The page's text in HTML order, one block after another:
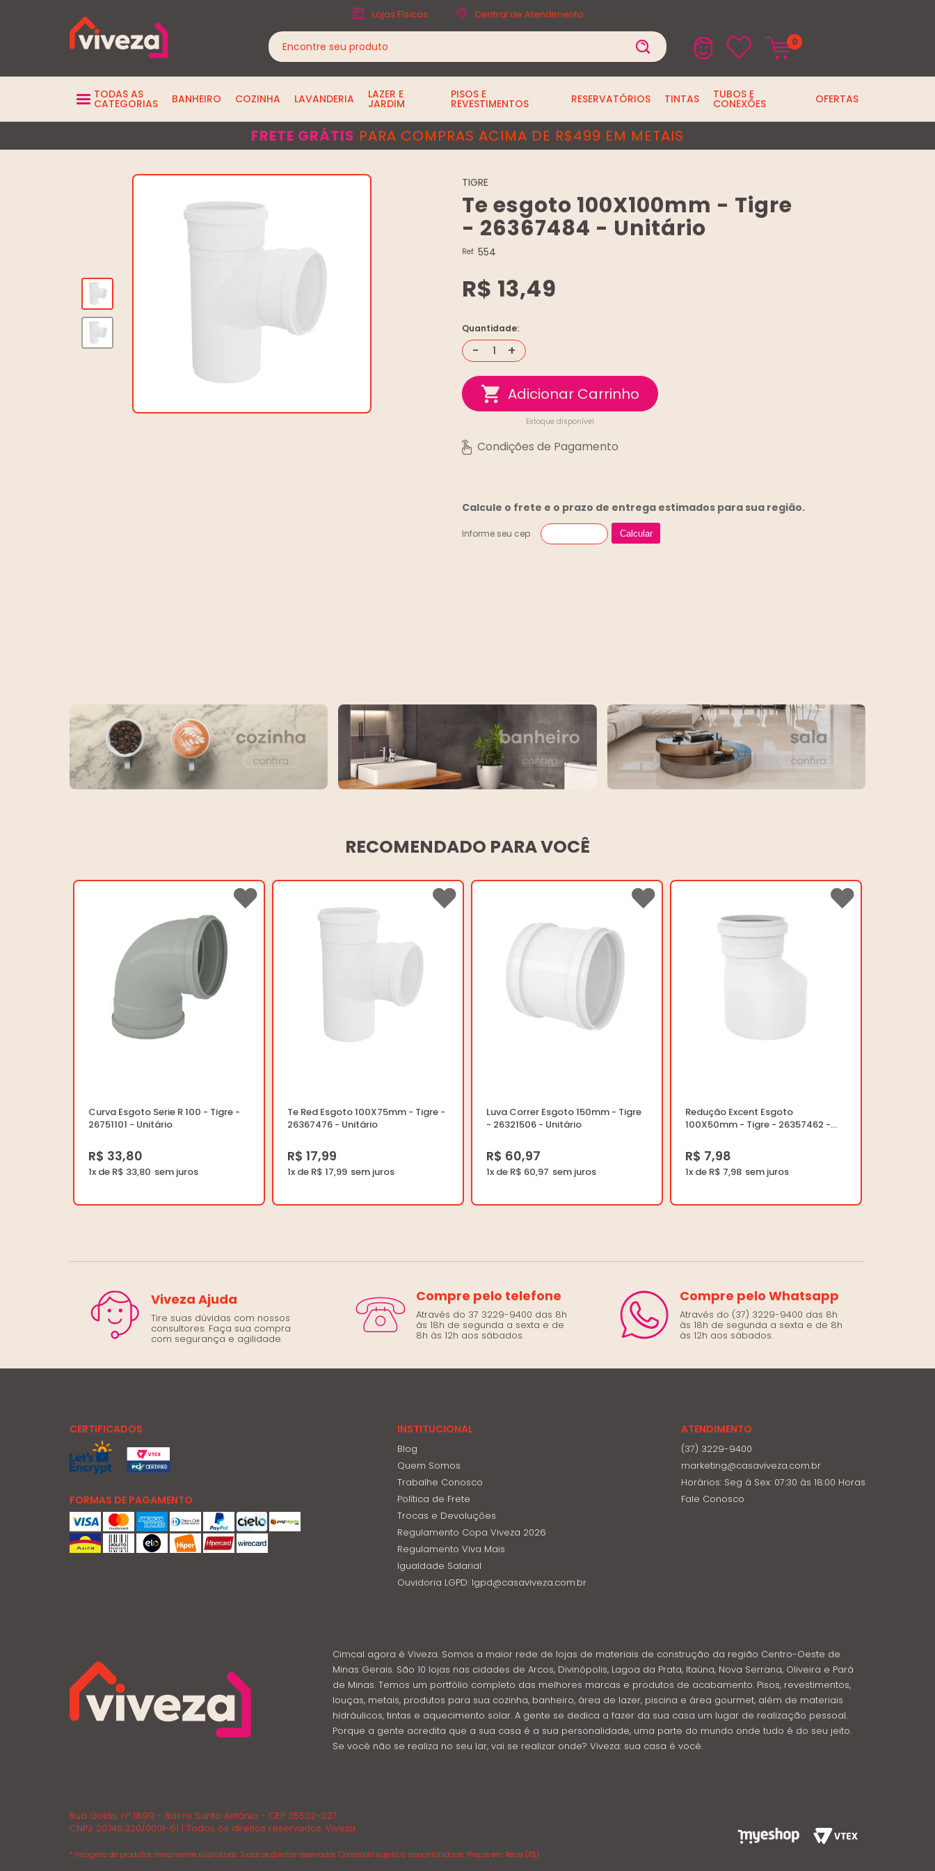
Lojas Físicas Central de Atendimento
0
TODAS AS
CATEGORIAS BANHEIRO COZINHA LAVANDERIA LAZER E
JARDIM
PISOS E
REVESTIMENTOS RESERVATÓRIOS TINTAS TUBOS E
CONEXÕES OFERTAS
FRETE GRÁTIS PARA COMPRAS ACIMA DE R$499 EM METAIS
TIGRE
Te esgoto 100X100mm - Tigre
- 26367484 - Unitário
Ref: 554
R$ 13,49
Quantidade:
- +
Estoque disponível
Calcule o frete e o prazo de entrega estimados para sua região.
Informe seu cep Calcular
RECOMENDADO PARA VOCÊ
Curva Esgoto Serie R 100 - Tigre -
26751101 - Unitário
R$ 33,80
1x de R$ 33,80
Te Red Esgoto 100X75mm - Tigre -
26367476 - Unitário
R$ 17,99
1x de R$ 17,99
Luva Correr Esgoto 150mm - Tigre
- 26321506 - Unitário
R$ 60,97
1x de R$ 60,97
Redução Excent Esgoto
100X50mm - Tigre - 26357462 -
R$ 7,98
1x de R$ 7,98
Viveza Ajuda
Tire suas dúvidas com nossos
consultores. Faça sua compra
com segurança e agilidade.
Compre pelo telefone
Através do 37 3229-9400 das 8h
às 18h de segunda a sexta e de
8h às 12h aos sábados.
Compre pelo Whatsapp
Através do (37) 3229-9400 das 8h
às 18h de segunda a sexta e de 8h
às 12h aos sábados.
CERTIFICADOS
FORMAS DE PAGAMENTO
INSTITUCIONAL
Blog
Quem Somos
Trabalhe Conosco
Política de Frete
Trocas e Devoluções
Regulamento Copa Viveza 2026
Regulamento Viva Mais
Igualdade Salarial
Ouvidoria LGPD: lgpd@casaviveza.com.br
ATENDIMENTO
(37) 3229-9400
marketing@casaviveza.com.br
Horários: Seg á Sex: 07:30 ás 18:00 Horas
Fale Conosco
Cimcal agora é Viveza. Somos a maior rede de lojas de materiais de construção da região Centro-Oeste de
Minas Gerais. São 10 lojas nas cidades de Arcos, Divinópolis, Lagoa da Prata, Itaúna, Nova Serrana, Oliveira e Pará
de Minas. Temos um portfólio completo das melhores marcas e produtos de acabamento. Pisos, revestimentos,
louças, metais, produtos para sua cozinha, banheiro, área de lazer, piscina e área gourmet, além de materiais
hidráulicos, tintas e aquecimento solar. A gente se dedica a fazer da sua casa um lugar de realização pessoal.
Porque a gente acredita que a sua casa é a sua personalidade, uma parte do mundo onde tudo é do seu jeito.
Se você não se realiza no seu lar, vai se realizar onde? Viveza: sua casa é você.
Rua Goiás, nº 1899 - Bairro Santo Antônio - CEP 35502-027
CNPJ: 20.146.320/0001-61 | Todos os direitos reservados. Viveza.
* Imagens de produtos meramente ilustrativas. Todos os direitos reservados. Conteúdo sujeito a disponibilidade. Preços em Reais (R$)